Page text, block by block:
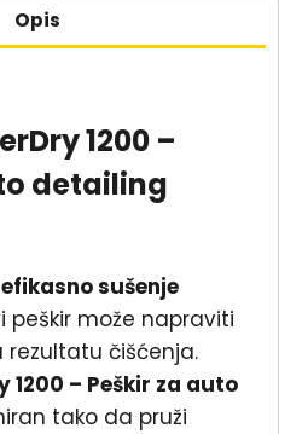
Opis
1200 –
detailing
efikasno sušenje
peškir može napraviti
rezultatu čišćenja.
1200 – Peškir za auto
tako da pruži